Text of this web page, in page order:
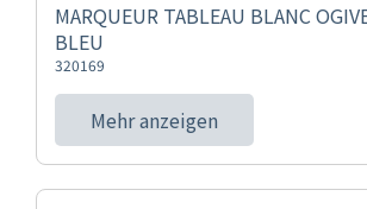
MARQUEUR TABLEAU BLANC
BLEU
320169
Mehr anzeigen